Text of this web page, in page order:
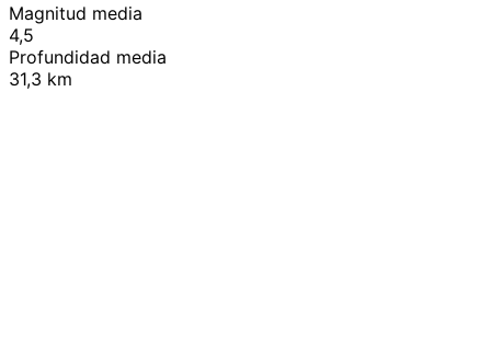
Magnitud media
4,5
Profundidad media
31,3 km